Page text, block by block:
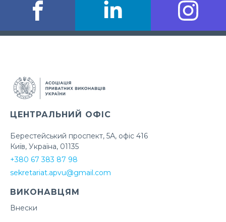
ЦЕНТРАЛЬНИЙ ОФІС
Берестейський проспект, 5А, офіс 416
Київ, Україна, 01135
+380 67 383 87 98
sekretariat.apvu@gmail.com
ВИКОНАВЦЯМ
Внески